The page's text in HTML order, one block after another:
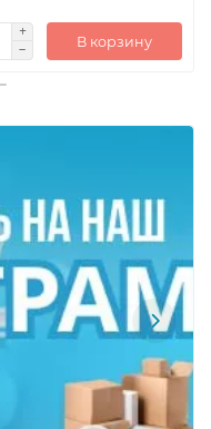
В корзину